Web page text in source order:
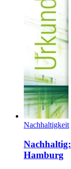
Nachhaltigkeit
Hamburg